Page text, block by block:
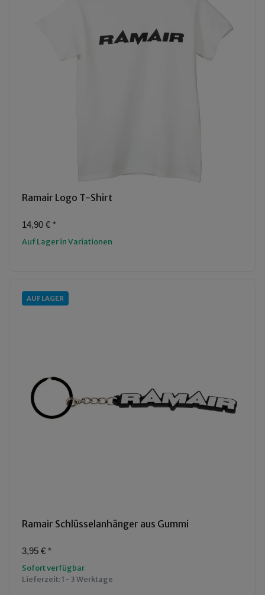
Ramair Logo T-Shirt
14,90 € *
Auf Lager in Variationen
AUF LAGER
Ramair Schlüsselanhänger aus Gummi
3,95 € *
Sofort verfügbar
Lieferzeit:1 - 3 Werktage